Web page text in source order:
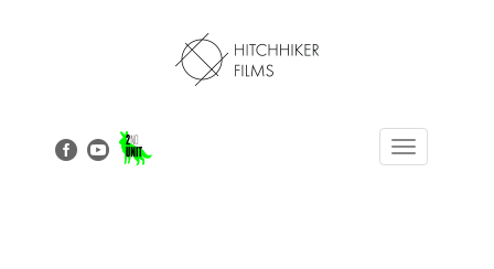
Toggle
navigation